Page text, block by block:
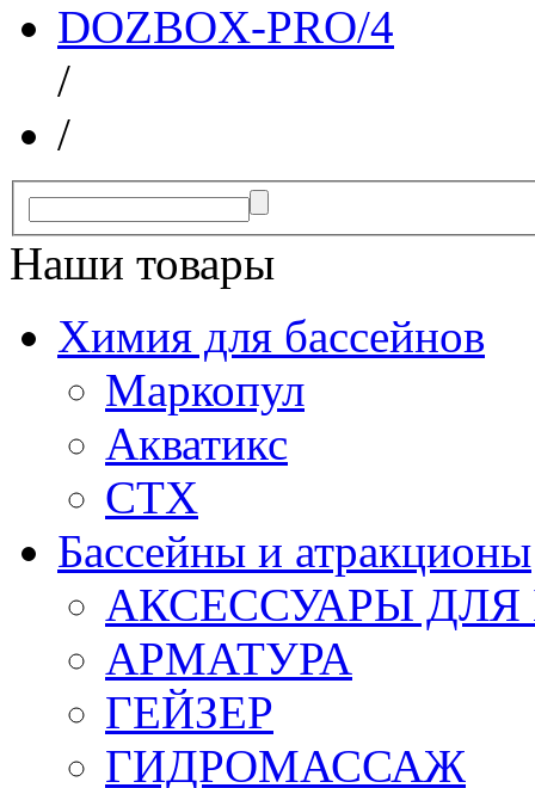
DOZBOX-PRO/4
/
/
Наши товары
Химия для бассейнов
Маркопул
Акватикс
СТХ
Бассейны и атракционы
АКСЕССУАРЫ
АРМАТУРА
ГЕЙЗЕР
ГИДРОМАССАЖ